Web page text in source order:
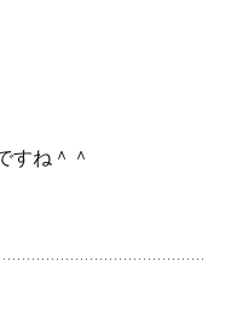
すね＾＾